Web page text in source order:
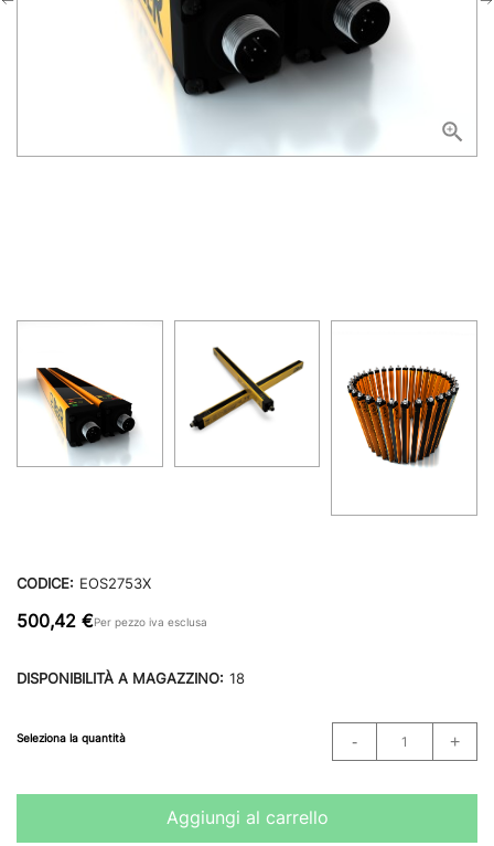
CODICE: EOS2753X
500,42 €Per pezzo iva esclusa
DISPONIBILITÀ A MAGAZZINO: 18
Seleziona la quantità
Aggiungi al carrello